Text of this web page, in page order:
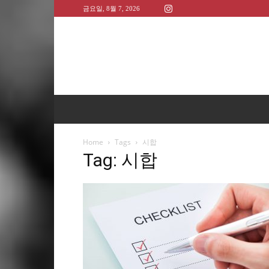
금요일, 8월 7, 2026
Home Tags 시합
Tag: 시합